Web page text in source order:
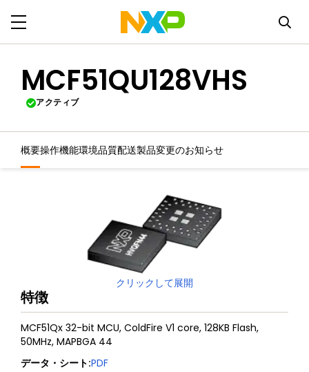
MCF51QU128VHS
アクティブ
概要操作機能環境品質配送製品変更のお知らせ
クリックして展開
特徴
MCF51Qx 32-bit MCU, ColdFire V1 core, 128KB Flash,
50MHz, MAPBGA 44
データ・シート:PDF